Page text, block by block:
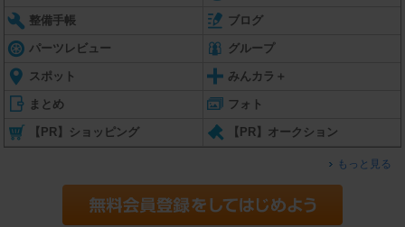
整備手帳 ブログ
パーツレビュー グループ
スポット みんカラ＋
まとめ フォト
【PR】ショッピング 【PR】オークション
もっと見る